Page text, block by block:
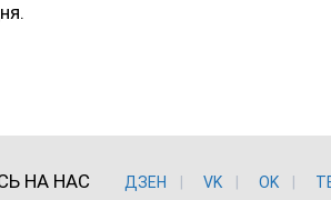
НА НАС ДЗЕН VK ОK